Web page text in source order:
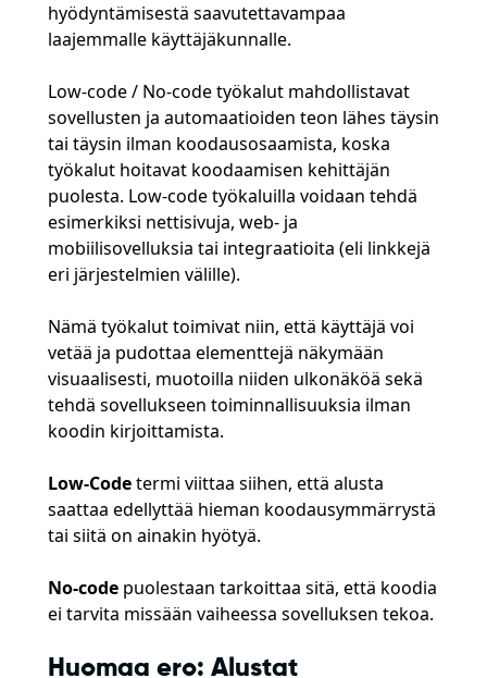
hyödyntämisestä saavutettavampaa
laajemmalle käyttäjäkunnalle.
Low-code / No-code työkalut mahdollistavat
sovellusten ja automaatioiden teon lähes täysin
tai täysin ilman koodausosaamista, koska
työkalut hoitavat koodaamisen kehittäjän
puolesta. Low-code työkaluilla voidaan tehdä
esimerkiksi nettisivuja, web- ja
mobiilisovelluksia tai integraatioita (eli linkkejä
eri järjestelmien välille).
Nämä työkalut toimivat niin, että käyttäjä voi
vetää ja pudottaa elementtejä näkymään
visuaalisesti, muotoilla niiden ulkonäköä sekä
tehdä sovellukseen toiminnallisuuksia ilman
koodin kirjoittamista.
Low-Codetermi viittaa siihen, että alusta
saattaa edellyttää hieman koodausymmärrystä
tai siitä on ainakin hyötyä.
No-code puolestaan tarkoittaa sitä, että koodia
ei tarvita missään vaiheessa sovelluksen tekoa.
Huomaa ero: Alustat